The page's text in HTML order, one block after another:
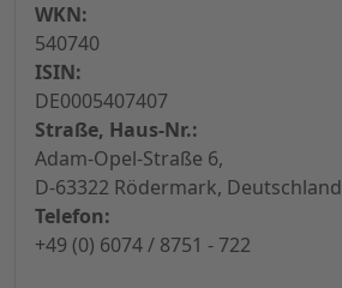
WKN:
540740
ISIN:
DE0005407407
Straße, Haus-Nr.:
Adam-Opel-Straße 6,
D-63322 Rödermark, Deutschland
Telefon:
+49 (0) 6074 / 8751 - 722